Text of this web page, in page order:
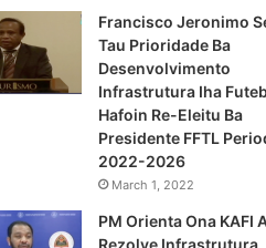
Lei
Kaptura Autór
Francisco Jeronimo
Tau Prioridade Ba
Desenvolvimento
Infrastrutura Iha
Hafoin Re-Eleitu Ba
Presidente FFTL
2022-2026
March 1, 2022
PM Orienta Ona KAFI